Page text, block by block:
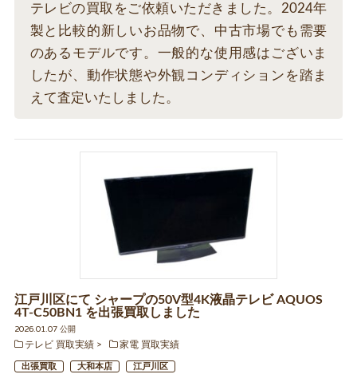
テレビの買取をご依頼いただきました。2024年
製と比較的新しいお品物で、中古市場でも需要
のあるモデルです。一般的な使用感はございま
したが、動作状態や外観コンディションを踏ま
えて査定いたしました。
江戸川区にて シャープの50V型4K液晶テレビ AQUOS
4T-C50BN1 を出張買取しました
2026.01.07 公開
テレビ 買取実績
家電 買取実績
出張買取 大和本店 江戸川区